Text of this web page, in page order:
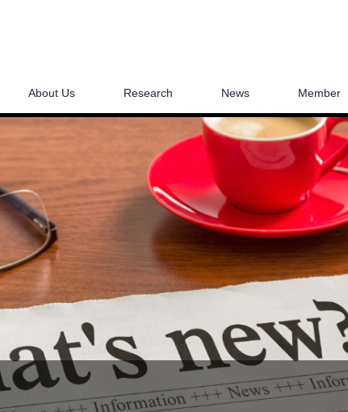
About Us Research News Member